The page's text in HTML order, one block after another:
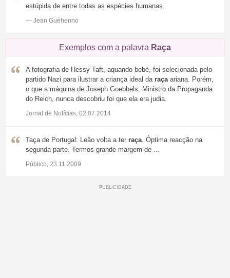
estúpida de entre todas as espécies humanas.
— Jean Guéhenno
Exemplos com a palavra Raça
A fotografia de Hessy Taft, aquando bebé, foi selecionada pelo
partido Nazi para ilustrar a criança ideal da raçaariana. Porém,
o que a máquina de Joseph Goebbels, Ministro da Propaganda
do Reich, nunca descobriu foi que ela era judia.
Jornal de Notícias, 02.07.2014
Taça de Portugal: Leão volta a ter raça. Óptima reacção na
segunda parte. Termos grande margem de ...
Público, 23.11.2009